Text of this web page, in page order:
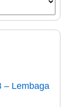
– Lembaga